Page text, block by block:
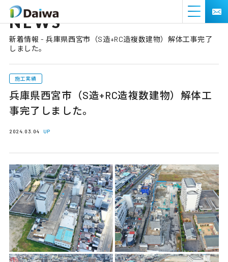
NEWS
新着情報 - 兵庫県西宮市（S造+RC造複数建物）解体工事完了
しました。
施工実績
兵庫県西宮市（S造+RC造複数建物）解体工
事完了しました。
2024.03.04 UP